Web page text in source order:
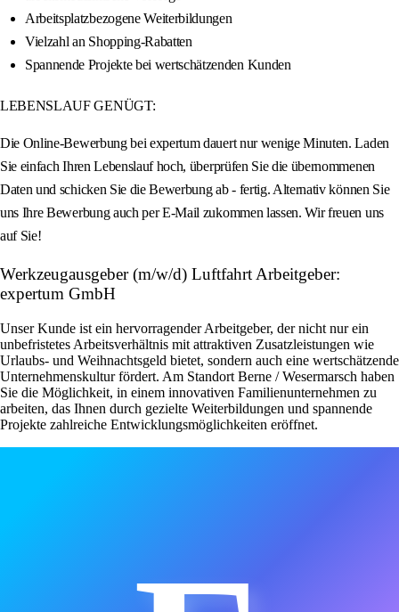
Arbeitsplatzbezogene Weiterbildungen
Vielzahl an Shopping-Rabatten
Spannende Projekte bei wertschätzenden Kunden
LEBENSLAUF GENÜGT:
Die Online-Bewerbung bei expertum dauert nur wenige Minuten. Laden
Sie einfach Ihren Lebenslauf hoch, überprüfen Sie die übernommenen
Daten und schicken Sie die Bewerbung ab - fertig. Alternativ können Sie
uns Ihre Bewerbung auch per E-Mail zukommen lassen. Wir freuen uns
auf Sie!
Werkzeugausgeber (m/w/d) Luftfahrt Arbeitgeber:
expertum GmbH
Unser Kunde ist ein hervorragender Arbeitgeber, der nicht nur ein
unbefristetes Arbeitsverhältnis mit attraktiven Zusatzleistungen wie
Urlaubs- und Weihnachtsgeld bietet, sondern auch eine wertschätzende
Unternehmenskultur fördert. Am Standort Berne / Wesermarsch haben
Sie die Möglichkeit, in einem innovativen Familienunternehmen zu
arbeiten, das Ihnen durch gezielte Weiterbildungen und spannende
Projekte zahlreiche Entwicklungsmöglichkeiten eröffnet.